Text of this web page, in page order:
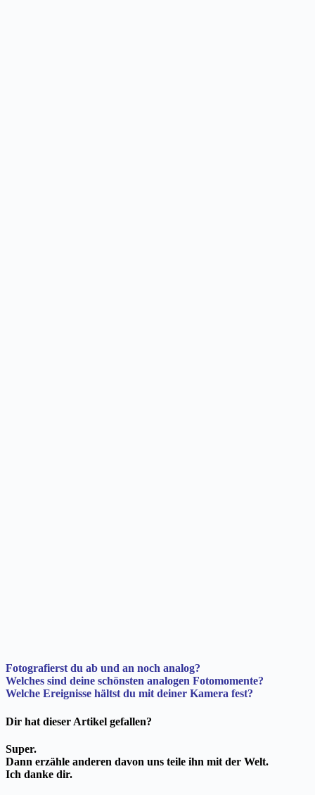
Fotografierst du ab und an noch analog?
Welches sind deine schönsten analogen Fotomomente?
Welche Ereignisse hältst du mit deiner Kamera fest?
Dir hat dieser Artikel gefallen?
Super.
Dann erzähle anderen davon uns teile ihn mit der Welt.
Ich danke dir.